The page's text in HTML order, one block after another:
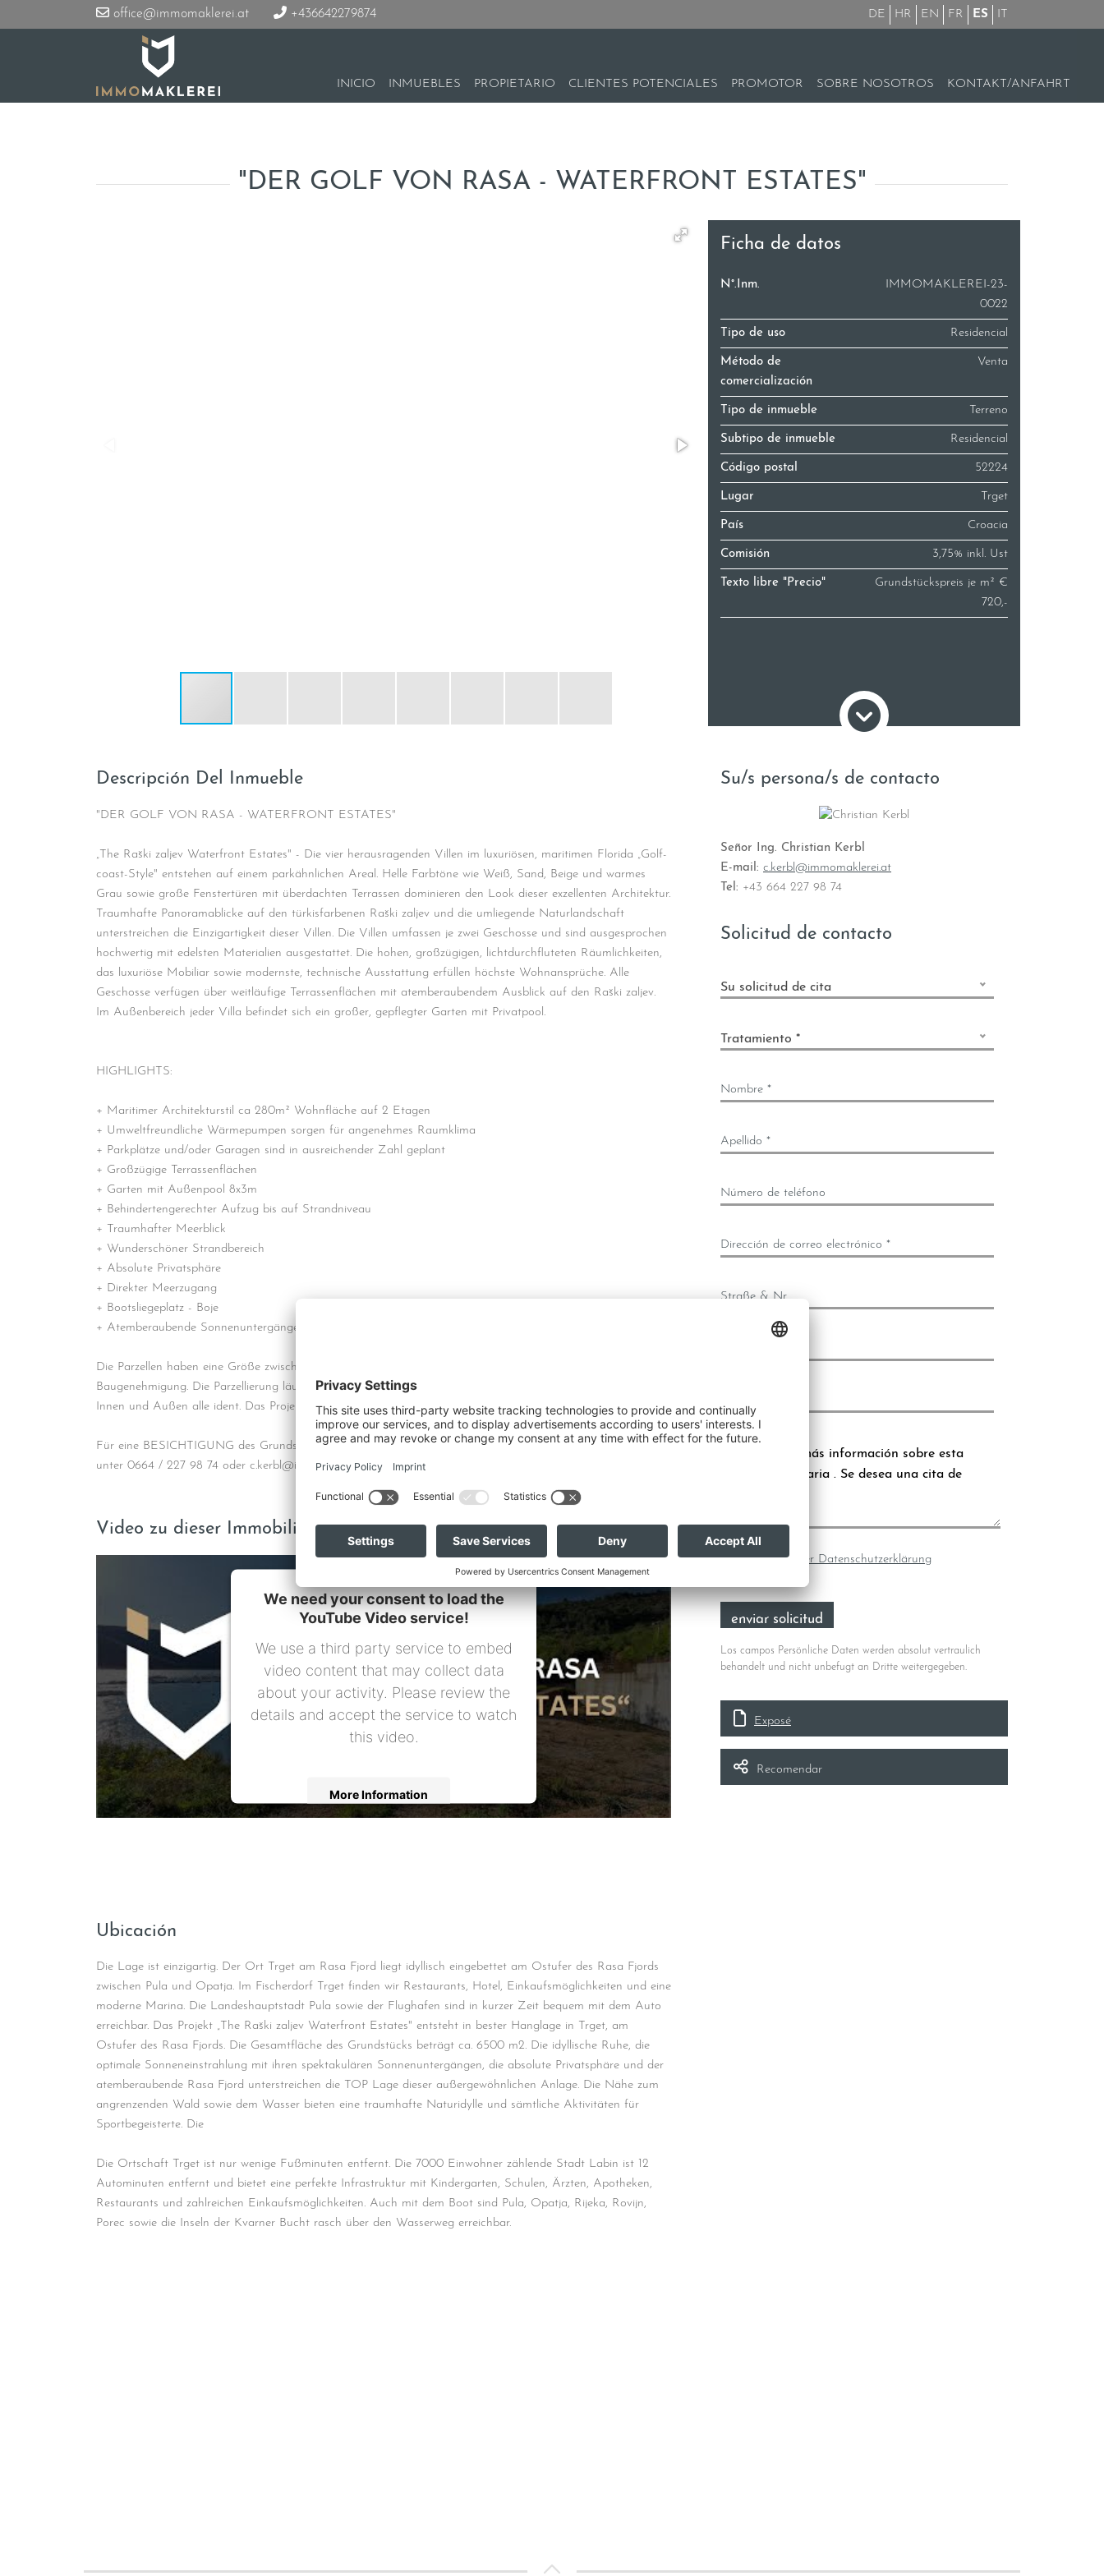
office@immomaklerei.at +436642279874 DE HR EN FR ES IT
INICIO INMUEBLES PROPIETARIO CLIENTES POTENCIALES PROMOTOR SOBRE NOSOTROS KONTAKT/ANFAHRT
"DER GOLF VON RASA - WATERFRONT ESTATES"
Ficha de datos
N°.Inm.
IMMOMAKLEREI-23-
0022
Tipo de uso Residencial
Método de
comercialización
Venta
Tipo de inmueble Terreno
Subtipo de inmueble Residencial
Código postal 52224
Lugar Trget
País Croacia
Comisión 3,75% inkl. Ust
Texto libre "Precio"
Grundstückspreis je m² €
720,-
Descripción Del Inmueble
"DER GOLF VON RASA - WATERFRONT ESTATES"
„The Raški zaljev Waterfront Estates" - Die vier herausragenden Villen im luxuriösen, maritimen Florida „Golf-
coast-Style" entstehen auf einem parkähnlichen Areal. Helle Farbtöne wie Weiß, Sand, Beige und warmes
Grau sowie große Fenstertüren mit überdachten Terrassen dominieren den Look dieser exzellenten Architektur.
Traumhafte Panoramablicke auf den türkisfarbenen Raški zaljev und die umliegende Naturlandschaft
unterstreichen die Einzigartigkeit dieser Villen. Die Villen umfassen je zwei Geschosse und sind ausgesprochen
hochwertig mit edelsten Materialien ausgestattet. Die hohen, großzügigen, lichtdurchfluteten Räumlichkeiten,
das luxuriöse Mobiliar sowie modernste, technische Ausstattung erfüllen höchste Wohnansprüche. Alle
Geschosse verfügen über weitläufige Terrassenflächen mit atemberaubendem Ausblick auf den Raški zaljev.
Im Außenbereich jeder Villa befindet sich ein großer, gepflegter Garten mit Privatpool.
HIGHLIGHTS:
+ Maritimer Architekturstil ca 280m² Wohnfläche auf 2 Etagen
+ Umweltfreundliche Wärmepumpen sorgen für angenehmes Raumklima
+ Parkplätze und/oder Garagen sind in ausreichender Zahl geplant
+ Großzügige Terrassenflächen
+ Garten mit Außenpool 8x3m
+ Behindertengerechter Aufzug bis auf Strandniveau
+ Traumhafter Meerblick
+ Wunderschöner Strandbereich
+ Absolute Privatsphäre
+ Direkter Meerzugang
+ Bootsliegeplatz - Boje
+ Atemberaubende Sonnenuntergänge
Die Parzellen haben eine Größe zwischen 1100 m² und 1300 m². Alle haben bereits eine gültige
Baugenehmigung. Die Parzellierung läuft gerade und sollte demnächst abgeschlossen sein. Die Villen sind von
Innen und Außen alle ident. Das Projekt wurde von einem renommierten Architekten aus Linz erstellt.
Für eine BESICHTIGUNG des Grundstücks und für weitere DETAILINFORMATIONEN stehe ich gerne
unter 0664 / 227 98 74 oder c.kerbl@immomaklerei.at zur Verfügung.
Video zu dieser Immobilie
We need your consent to load the
YouTube Video service!
We use a third party service to embed
video content that may collect data
about your activity. Please review the
details and accept the service to watch
this video.
More Information
Ubicación
Die Lage ist einzigartig. Der Ort Trget am Rasa Fjord liegt idyllisch eingebettet am Ostufer des Rasa Fjords
zwischen Pula und Opatja. Im Fischerdorf Trget finden wir Restaurants, Hotel, Einkaufsmöglichkeiten und eine
moderne Marina. Die Landeshauptstadt Pula sowie der Flughafen sind in kurzer Zeit bequem mit dem Auto
erreichbar. Das Projekt „The Raški zaljev Waterfront Estates" entsteht in bester Hanglage in Trget, am
Ostufer des Rasa Fjords. Die Gesamtfläche des Grundstücks beträgt ca. 6500 m2. Die idyllische Ruhe, die
optimale Sonneneinstrahlung mit ihren spektakulären Sonnenuntergängen, die absolute Privatsphäre und der
atemberaubende Rasa Fjord unterstreichen die TOP Lage dieser außergewöhnlichen Anlage. Die Nähe zum
angrenzenden Wald sowie dem Wasser bieten eine traumhafte Naturidylle und sämtliche Aktivitäten für
Sportbegeisterte. Die
Die Ortschaft Trget ist nur wenige Fußminuten entfernt. Die 7000 Einwohner zählende Stadt Labin ist 12
Autominuten entfernt und bietet eine perfekte Infrastruktur mit Kindergarten, Schulen, Ärzten, Apotheken,
Restaurants und zahlreichen Einkaufsmöglichkeiten. Auch mit dem Boot sind Pula, Opatja, Rijeka, Rovijn,
Porec sowie die Inseln der Kvarner Bucht rasch über den Wasserweg erreichbar.
Su/s persona/s de contacto
Señor Ing. Christian Kerbl
E-mail: c.kerbl@immomaklerei.at
Tel: +43 664 227 98 74
Solicitud de contacto
Su solicitud de cita
Tratamiento *
Nombre *
Apellido *
Número de teléfono
Dirección de correo electrónico *
Straße & Nr.
mensaje
Ich bin mit der Datenschutzerklärung
Los campos Persönliche Daten werden absolut vertraulich
behandelt und nicht unbefugt an Dritte weitergegeben.
Exposé
Recomendar